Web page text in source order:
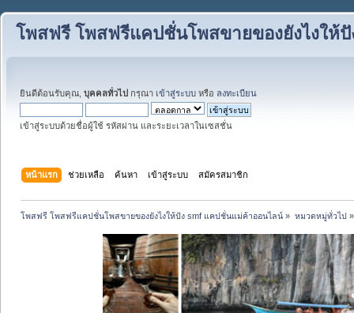
โพสฟรี โพสฟรีแคปชั่นโพสขายของยังไงให้
ยินดีต้อนรับคุณ, บุคคลทั่วไป กรุณา เข้าสู่ระบบ หรือ ลงทะเบียน
เข้าสู่ระบบด้วยชื่อผู้ใช้ รหัสผ่าน และระยะเวลาในเซสชั่น
หน้าแรก ช่วยเหลือ ค้นหา เข้าสู่ระบบ สมัครสมาชิก
โพสฟรี โพสฟรีแคปชั่นโพสขายของยังไงให้ปัง smf แคปชั่นแม่ค้าออนไลน์ » หมวดหมู่ทั่วไป»